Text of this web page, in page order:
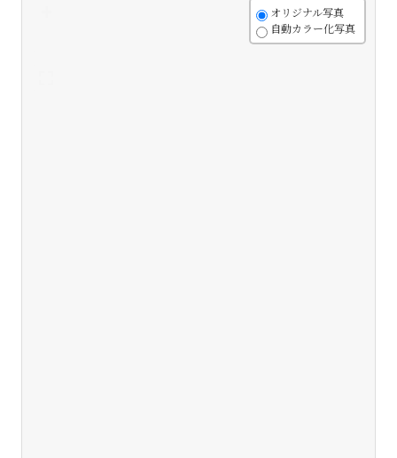
オリジナル写真
自動カラー化写真